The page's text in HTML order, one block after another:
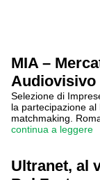
MIA –
Audiovisivo
Selezione di
la partecipazione al
matchmaking.
continua a leggere
Ultranet, al